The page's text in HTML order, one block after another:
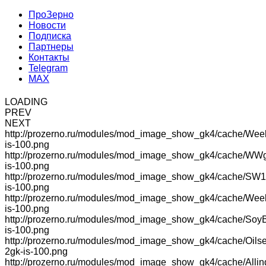
ПроЗерно
Новости
Подписка
Партнеры
Контакты
Telegram
MAX
LOADING
PREV
NEXT
http://prozerno.ru/modules/mod_image_show_gk4/cache/
is-100.png
http://prozerno.ru/modules/mod_image_show_gk4/cache/
is-100.png
http://prozerno.ru/modules/mod_image_show_gk4/cache/
is-100.png
http://prozerno.ru/modules/mod_image_show_gk4/cache/
is-100.png
http://prozerno.ru/modules/mod_image_show_gk4/cache/
is-100.png
http://prozerno.ru/modules/mod_image_show_gk4/cache/
2gk-is-100.png
http://prozerno.ru/modules/mod_image_show_gk4/cache/